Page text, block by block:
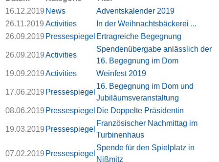
16.12.2019 News
Adventskalender 2019
26.11.2019 Activities
In der Weihnachtsbäckerei ...
26.09.2019 Pressespiegel Ertragreiche Begegnung
26.09.2019Activities
Spendenübergabe anlässlich der
16. Begegnung im Dom
19.09.2019Activities Weinfest 2019
17.06.2019 Pressespiegel
16. Begegnung im Dom und
Jubiläumsveranstaltung
08.06.2019 Pressespiegel Die Doppelte Präsidentin
19.03.2019 Pressespiegel
Französischer Nachmittag im
Turbinenhaus
07.02.2019 Pressespiegel
Spende für den Spielplatz in
Nißmitz